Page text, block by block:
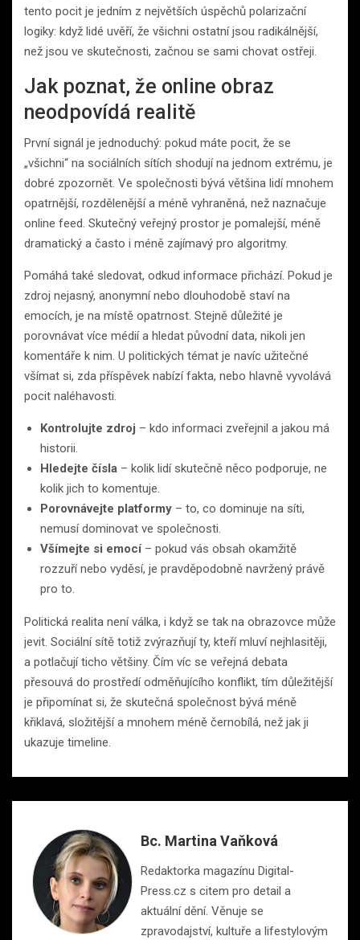
tento pocit je jedním z největších úspěchů polarizační
logiky: když lidé uvěří, že všichni ostatní jsou radikálnější,
než jsou ve skutečnosti, začnou se sami chovat ostřeji.
Jak poznat, že online obraz
neodpovídá realitě
První signál je jednoduchý: pokud máte pocit, že se
„všichni“ na sociálních sítích shodují na jednom extrému, je
dobré zpozornět. Ve společnosti bývá většina lidí mnohem
opatrnější, rozdělenější a méně vyhraněná, než naznačuje
online feed. Skutečný veřejný prostor je pomalejší, méně
dramatický a často i méně zajímavý pro algoritmy.
Pomáhá také sledovat, odkud informace přichází. Pokud je
zdroj nejasný, anonymní nebo dlouhodobě staví na
emocích, je na místě opatrnost. Stejně důležité je
porovnávat více médií a hledat původní data, nikoli jen
komentáře k nim. U politických témat je navíc užitečné
všímat si, zda příspěvek nabízí fakta, nebo hlavně vyvolává
pocit naléhavosti.
Kontrolujte zdroj – kdo informaci zveřejnil a jakou má
historii.
Hledejte čísla – kolik lidí skutečně něco podporuje, ne
kolik jich to komentuje.
Porovnávejte platformy – to, co dominuje na síti,
nemusí dominovat ve společnosti.
Všímejte si emocí– pokud vás obsah okamžitě
rozzuří nebo vyděsí, je pravděpodobně navržený právě
pro to.
Politická realita není válka, i když se tak na obrazovce může
jevit. Sociální sítě totiž zvýrazňují ty, kteří mluví nejhlasitěji,
a potlačují ticho většiny. Čím víc se veřejná debata
přesouvá do prostředí odměňujícího konflikt, tím důležitější
je připomínat si, že skutečná společnost bývá méně
křiklavá, složitější a mnohem méně černobílá, než jak ji
ukazuje timeline.
Bc. Martina Vaňková
Redaktorka magazínu Digital-
Press.cz s citem pro detail a
aktuální dění. Věnuje se
zpravodajství, kultuře a lifestylovým